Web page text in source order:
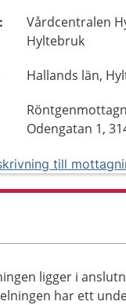
Vårdcentralen
Hyltebruk
Hallands län,
Odengatan 1,
till
ligger i
har ett